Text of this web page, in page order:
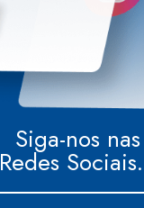
Siga-nos nas
Redes